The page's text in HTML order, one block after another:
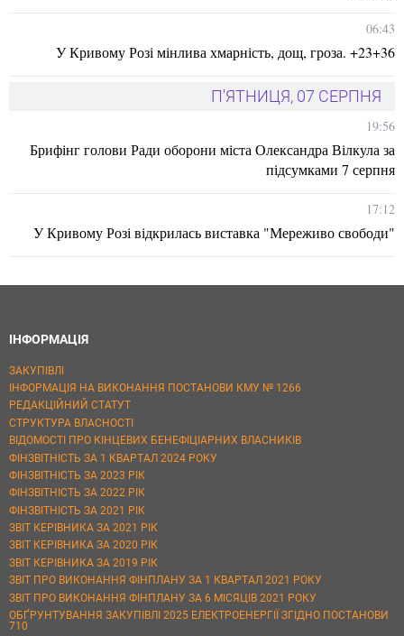
06:43
У Кривому Розі мінлива хмарність, дощ, гроза. +23+36
П'ЯТНИЦЯ, 07 СЕРПНЯ
19:56
Брифінг голови Ради оборони міста Олександра Вілкула за
підсумками 7 серпня
17:12
У Кривому Розі відкрилась виставка "Мереживо свободи"
ІНФОРМАЦІЯ
ЗАКУПІВЛІ
ІНФОРМАЦІЯ НА ВИКОНАННЯ ПОСТАНОВИ КМУ № 1266
РЕДАКЦІЙНИЙ СТАТУТ
СТРУКТУРА ВЛАСНОСТІ
ВІДОМОСТІ ПРО КІНЦЕВИХ БЕНЕФІЦІАРНИХ ВЛАСНИКІВ
ФІНЗВІТНІСТЬ ЗА 1 КВАРТАЛ 2024 РОКУ
ФІНЗВІТНІСТЬ ЗА 2023 РІК
ФІНЗВІТНІСТЬ ЗА 2022 РІК
ФІНЗВІТНІСТЬ ЗА 2021 РІК
ЗВІТ КЕРІВНИКА ЗА 2021 РІК
ЗВІТ КЕРІВНИКА ЗА 2020 РІК
ЗВІТ КЕРІВНИКА ЗА 2019 РІК
ЗВІТ ПРО ВИКОНАННЯ ФІНПЛАНУ ЗА 1 КВАРТАЛ 2021 РОКУ
ЗВІТ ПРО ВИКОНАННЯ ФІНПЛАНУ ЗА 6 МІСЯЦІВ 2021 РОКУ
ОБҐРУНТУВАННЯ ЗАКУПІВЛІ 2025 ЕЛЕКТРОЕНЕРГІЇ ЗГІДНО ПОСТАНОВИ
710